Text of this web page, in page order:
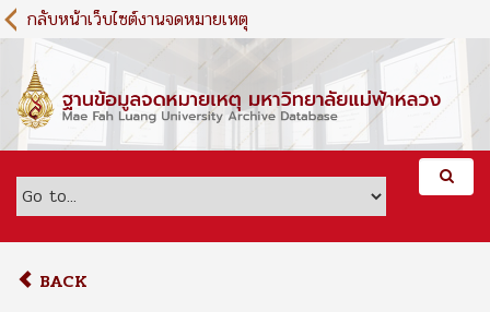
S
k
m
c
กลับหน้าเว็บไซต์งานจดหมายเหตุ
BACK